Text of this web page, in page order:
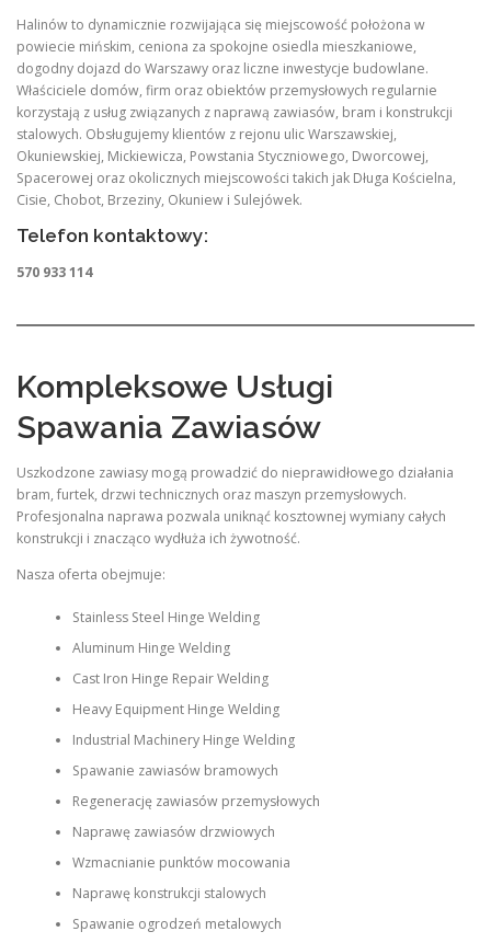
Halinów to dynamicznie rozwijająca się miejscowość położona w
powiecie mińskim, ceniona za spokojne osiedla mieszkaniowe,
dogodny dojazd do Warszawy oraz liczne inwestycje budowlane.
Właściciele domów, firm oraz obiektów przemysłowych regularnie
korzystają z usług związanych z naprawą zawiasów, bram i konstrukcji
stalowych. Obsługujemy klientów z rejonu ulic Warszawskiej,
Okuniewskiej, Mickiewicza, Powstania Styczniowego, Dworcowej,
Spacerowej oraz okolicznych miejscowości takich jak Długa Kościelna,
Cisie, Chobot, Brzeziny, Okuniew i Sulejówek.
Telefon kontaktowy:
570 933 114
Kompleksowe Usługi
Spawania Zawiasów
Uszkodzone zawiasy mogą prowadzić do nieprawidłowego działania
bram, furtek, drzwi technicznych oraz maszyn przemysłowych.
Profesjonalna naprawa pozwala uniknąć kosztownej wymiany całych
konstrukcji i znacząco wydłuża ich żywotność.
Nasza oferta obejmuje:
Stainless Steel Hinge Welding
Aluminum Hinge Welding
Cast Iron Hinge Repair Welding
Heavy Equipment Hinge Welding
Industrial Machinery Hinge Welding
Spawanie zawiasów bramowych
Regenerację zawiasów przemysłowych
Naprawę zawiasów drzwiowych
Wzmacnianie punktów mocowania
Naprawę konstrukcji stalowych
Spawanie ogrodzeń metalowych